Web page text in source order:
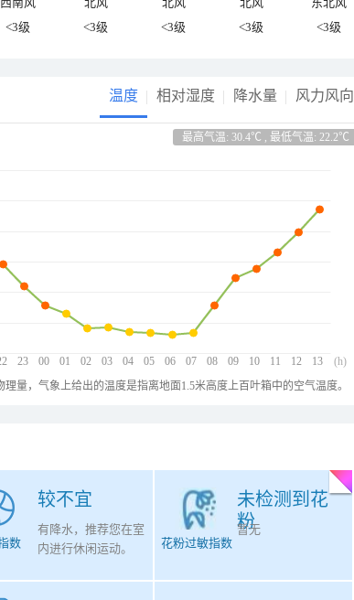
<3级 <3级 <3级 <3级 <3级
温度 相对湿度 降水量 风力风向
最高气温: 30.4℃ , 最低气温: 22.2℃
23 00 01 02 03 04 05 06 07 08 09 10 11 12 13 (h)
量，气象上给出的温度是指离地面1.5米高度上百叶箱中的空气温度。
较不宜
数
有降水，推荐您在室
内进行休闲运动。
未检测到花
粉
花粉过敏指数
暂无